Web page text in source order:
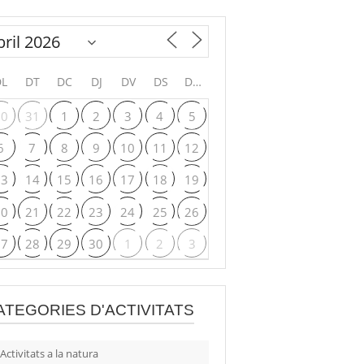
DT DC DJ DV DS DG
31 1 2 3 4
5
7 8 9 10 11
12
14 15 16 17 18
19
21 22 23 24 25
26
28 29 30 1 2 3
D'ACTIVITATS
Activitats a la natura